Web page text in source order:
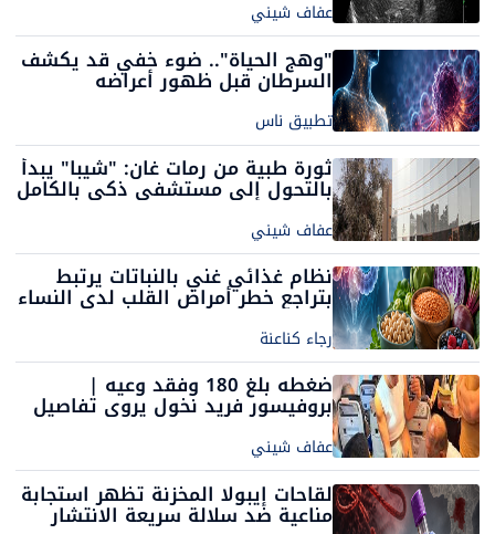
عفاف شيني
"وهج الحياة".. ضوء خفي قد يكشف
السرطان قبل ظهور أعراضه
تطبيق ناس
ثورة طبية من رمات غان: "شيبا" يبدأ
بالتحول إلى مستشفى ذكي بالكامل
بالشراكة مع OpenAI
عفاف شيني
نظام غذائي غني بالنباتات يرتبط
بتراجع خطر أمراض القلب لدى النساء
بنسبة 28%
رجاء كناعنة
ضغطه بلغ 180 وفقد وعيه |
بروفيسور فريد نخول يروي تفاصيل
إنقاذ مسافر في الجو
عفاف شيني
لقاحات إيبولا المخزنة تظهر استجابة
مناعية ضد سلالة سريعة الانتشار